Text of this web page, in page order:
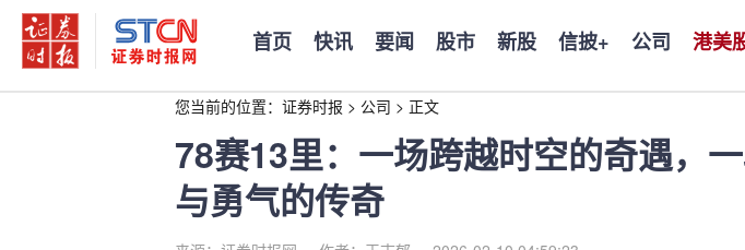
首页 快讯 要闻 股市 新股 信披+ 公司 港美
您当前的位置： 证券时报 > 公司 > 正文
78赛13里：一场跨越时空的奇遇，
与勇气的传奇